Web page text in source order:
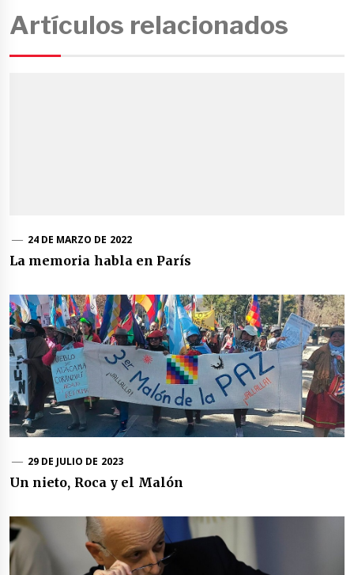
Artículos relacionados
24 DE MARZO DE 2022
La memoria habla en París
29 DE JULIO DE 2023
Un nieto, Roca y el Malón